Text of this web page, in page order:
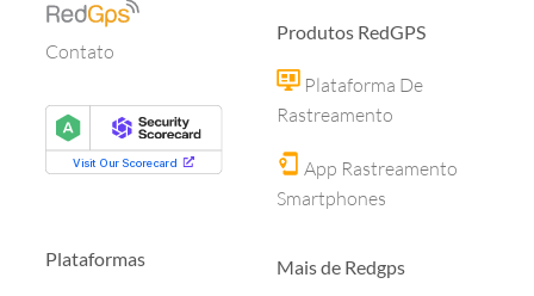
Contato
Plataformas
Produtos RedGPS
Plataforma De
Rastreamento
App Rastreamento
Smartphones
Mais de Redgps